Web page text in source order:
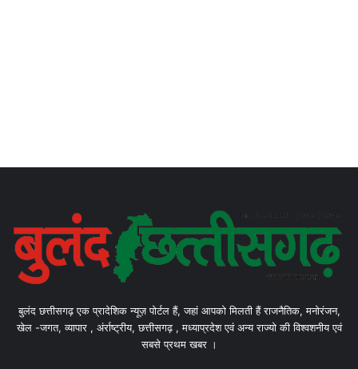
बुलंद छत्तीसगढ़ एक प्रादेशिक न्यूज़ पोर्टल हैं, जहां आपको मिलती हैं राजनैतिक, मनोरंजन,
खेल -जगत, व्यापार , अंर्राष्ट्रीय, छत्तीसगढ़ , मध्याप्रदेश एवं अन्य राज्यो की विश्वशनीय एवं
सबसे प्रथम खबर ।